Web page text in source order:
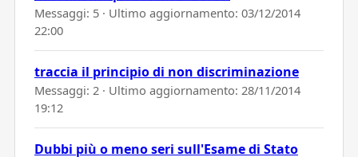
Messaggi: 5 · Ultimo aggiornamento: 03/12/2014
22:00
traccia il principio di non discriminazione
Messaggi: 2 · Ultimo aggiornamento: 28/11/2014
19:12
Dubbi più o meno seri sull'Esame di Stato